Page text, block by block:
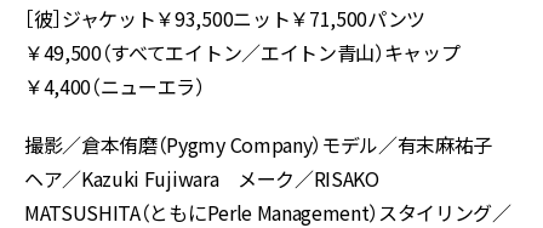
［彼］ジャケット￥93,500ニット￥71,500パンツ
￥49,500（すべてエイトン／エイトン青山）キャップ
￥4,400（ニューエラ）
撮影／倉本侑磨（Pygmy Company）モデル／有末麻祐子
ヘア／Kazuki Fujiwara メーク／RISAKO
MATSUSHITA（ともにPerle Management）スタイリング／